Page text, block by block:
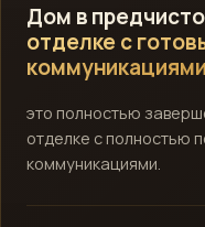
Дом в
отделке с
коммуникациями
это полностью
отделке с полностью
коммуникациями.